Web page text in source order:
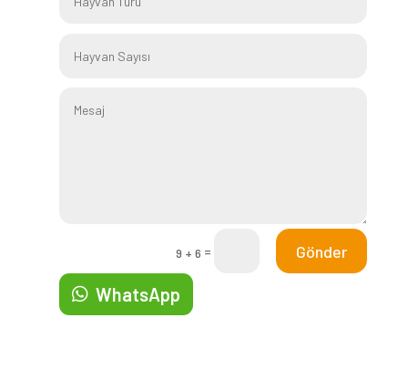
9 + 6 = Gönder
WhatsApp